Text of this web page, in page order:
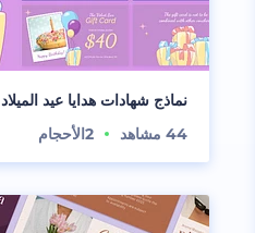
نماذج شهادات هدايا عيد الميلاد
44 مشاهد 2الأحجام